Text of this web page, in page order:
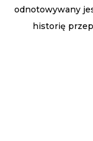
odnotowywany
historię